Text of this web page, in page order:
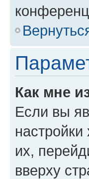
Как мне
Если вы
их,
вверху